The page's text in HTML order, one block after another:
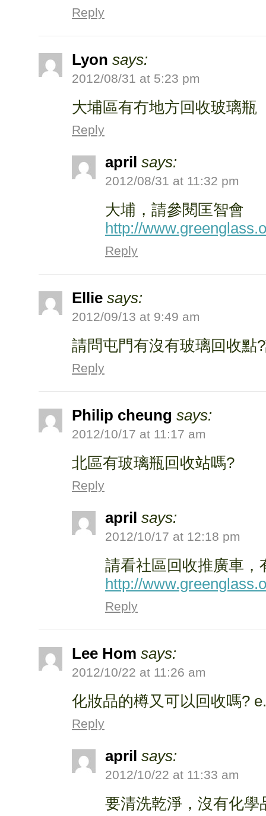
Reply
Lyon says:
2012/08/31 at 5:23 pm
大埔區有冇地方回收玻璃瓶
Reply
april says:
2012/08/31 at 11:32 pm
大埔，請參閱匡智會
http://
Reply
Ellie says:
2012/09/13 at 9:49 am
請問屯門有沒有玻璃回收點
Reply
Philip cheung says:
2012/10/17 at 11:17 am
北區有玻璃瓶回收站嗎?
Reply
april says:
2012/10/17 at 12:18 pm
請看社區回收推廣車，
http://
Reply
Lee Hom says:
2012/10/22 at 11:26 am
化妝品的樽又可以回收嗎?
Reply
april says:
2012/10/22 at 11:33 am
要清洗乾淨，沒有化